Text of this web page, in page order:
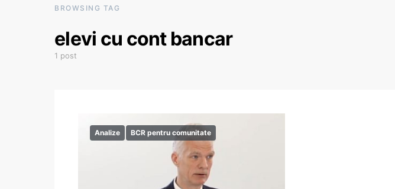
BROWSING TAG
elevi cu cont bancar
1 post
Analize BCR pentru comunitate